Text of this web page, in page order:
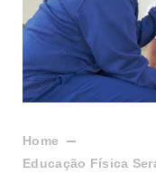
Home
Educação Física